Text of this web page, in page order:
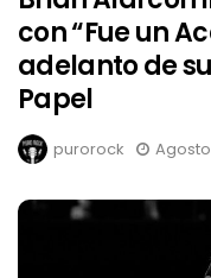
con “Fue un
adelanto de
Papel
purorock